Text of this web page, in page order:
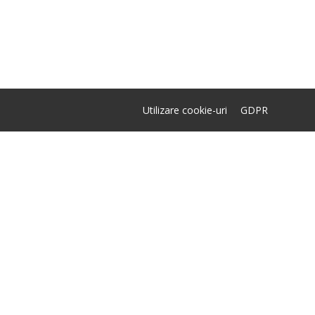
Utilizare cookie-uri GDPR